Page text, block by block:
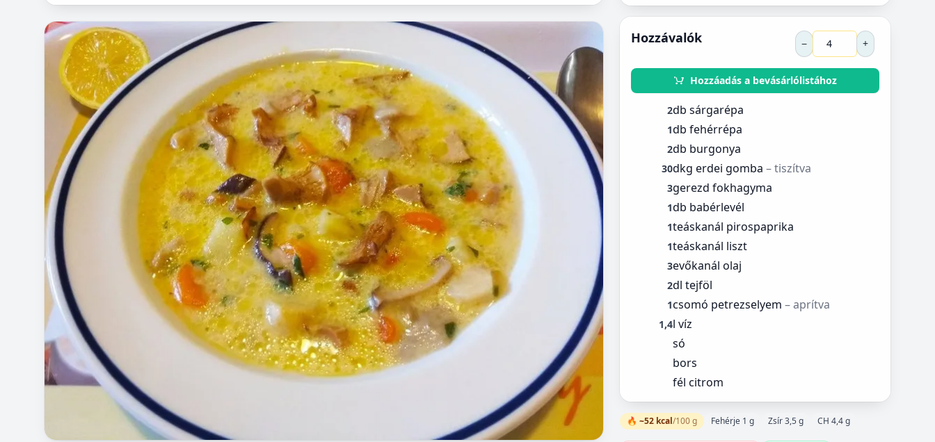
Hozzávalók − +
Hozzáadás a bevásárlólistához
2db sárgarépa
1db fehérrépa
2db burgonya
30dkg erdei gomba – tiszítva
3gerezd fokhagyma
1db babérlevél
1teáskanál pirospaprika
1teáskanál liszt
3evőkanál olaj
2dl tejföl
1csomó petrezselyem – aprítva
1,4l víz
só
bors
fél citrom
🔥 ~52 kcal/100 g Fehérje 1 g Zsír 3,5 g CH 4,4 g